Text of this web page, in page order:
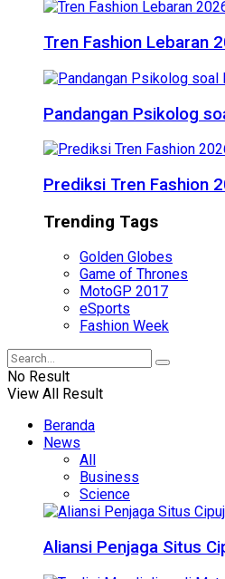
Tren Fashion Lebaran
Pandangan Psikolog
Prediksi Tren Fashion
Trending Tags
Golden Globes
Game of Thrones
MotoGP 2017
eSports
Fashion Week
No Result
View All Result
Beranda
News
All
Business
Science
Aliansi Penjaga Situs